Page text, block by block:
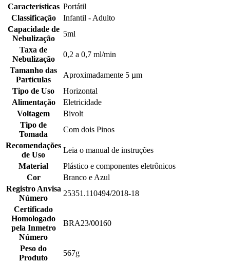
Características Portátil
Classificação
Infantil - Adulto
Capacidade de
Nebulização
5ml
Taxa de
Nebulização
0,2 a 0,7 ml/min
Tamanho das
Partículas
Aproximadamente 5 µm
Tipo de Uso
Horizontal
Alimentação
Eletricidade
Voltagem
Bivolt
Tipo de
Tomada
Com dois Pinos
Recomendações
de Uso
Leia o manual de instruções
Material
Plástico e componentes eletrônicos
Cor
Branco e Azul
Registro Anvisa
Número
25351.110494/2018-18
Certificado
Homologado
pela Inmetro
Número
BRA23/00160
Peso do
Produto
567g